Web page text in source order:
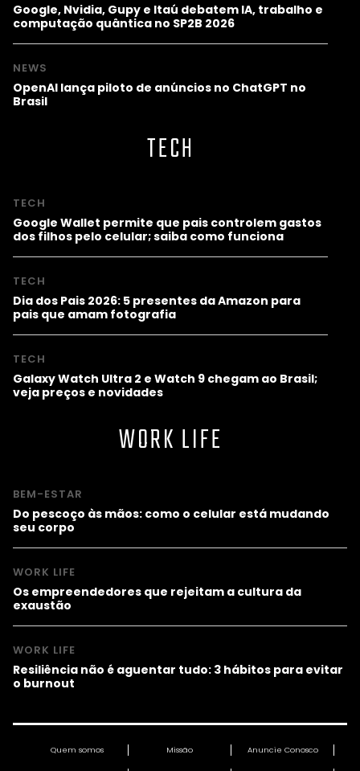
Google, Nvidia, Gupy e Itaú debatem IA, trabalho e
computação quântica no SP2B 2026
NEWS
OpenAI lança piloto de anúncios no ChatGPT no
Brasil
TECH
TECH
Google Wallet permite que pais controlem gastos
dos filhos pelo celular; saiba como funciona
TECH
Dia dos Pais 2026: 5 presentes da Amazon para
pais que amam fotografia
TECH
Galaxy Watch Ultra 2 e Watch 9 chegam ao Brasil;
veja preços e novidades
WORK LIFE
BEM-ESTAR
Do pescoço às mãos: como o celular está mudando
seu corpo
WORK LIFE
Os empreendedores que rejeitam a cultura da
exaustão
WORK LIFE
Resiliência não é aguentar tudo: 3 hábitos para evitar
o burnout
Quem somos Missão Anuncie Conosco